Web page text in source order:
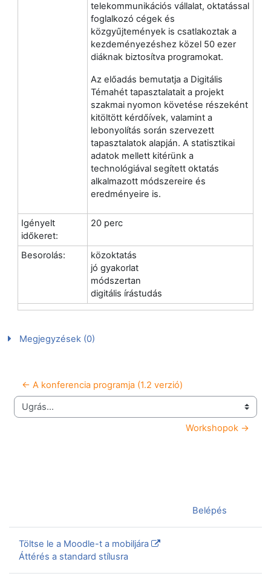
telekommunikációs vállalat, oktatással
foglalkozó cégek és
közgyűjtemények is csatlakoztak a
kezdeményezéshez közel 50 ezer
diáknak biztosítva programokat.
Az előadás bemutatja a Digitális
Témahét tapasztalatait a projekt
szakmai nyomon követése részeként
kitöltött kérdőívek, valamint a
lebonyolítás során szervezett
tapasztalatok alapján. A statisztikai
adatok mellett kitérünk a
technológiával segített oktatás
alkalmazott módszereire és
eredményeire is.
Igényelt
időkeret:
20 perc
Besorolás:
közoktatás
jó gyakorlat
módszertan
digitális írástudás
Megjegyzések (0)
← A konferencia programja (1.2 verzió)
Ugrás...
Workshopok →
Belépés
Töltse le a Moodle-t a mobiljára
Áttérés a standard stílusra